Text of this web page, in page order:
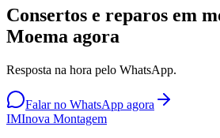
Consertos e reparos em
Moema agora
Resposta na hora pelo WhatsApp.
Falar no WhatsApp agora
IMInova Montagem